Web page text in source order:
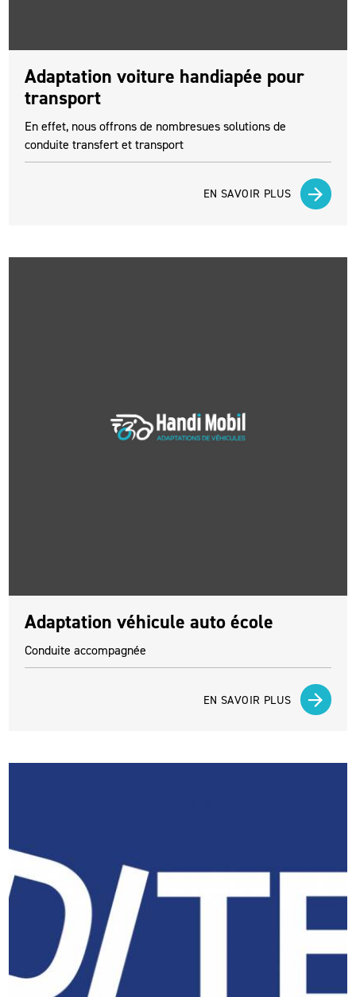
Adaptation voiture handiapée pour
transport
En effet, nous offrons de nombresues solutions de
conduite transfert et transport
EN SAVOIR PLUS
Adaptation véhicule auto école
Conduite accompagnée
EN SAVOIR PLUS